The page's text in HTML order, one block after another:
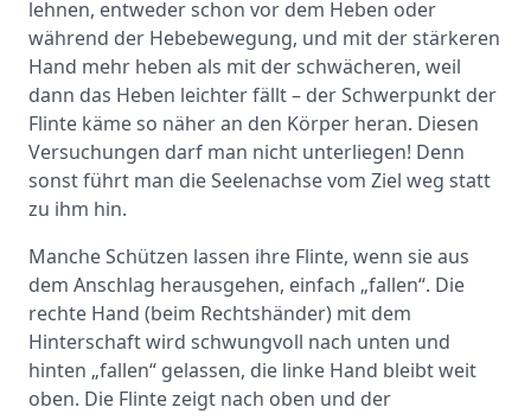
lehnen, entweder schon vor dem Heben oder
während der Hebebewegung, und mit der stärkeren
Hand mehr heben als mit der schwächeren, weil
dann das Heben leichter fällt – der Schwerpunkt der
Flinte käme so näher an den Körper heran. Diesen
Versuchungen darf man nicht unterliegen! Denn
sonst führt man die Seelenachse vom Ziel weg statt
zu ihm hin.
Manche Schützen lassen ihre Flinte, wenn sie aus
dem Anschlag herausgehen, einfach „fallen“. Die
rechte Hand (beim Rechtshänder) mit dem
Hinterschaft wird schwungvoll nach unten und
hinten „fallen“ gelassen, die linke Hand bleibt weit
oben. Die Flinte zeigt nach oben und der